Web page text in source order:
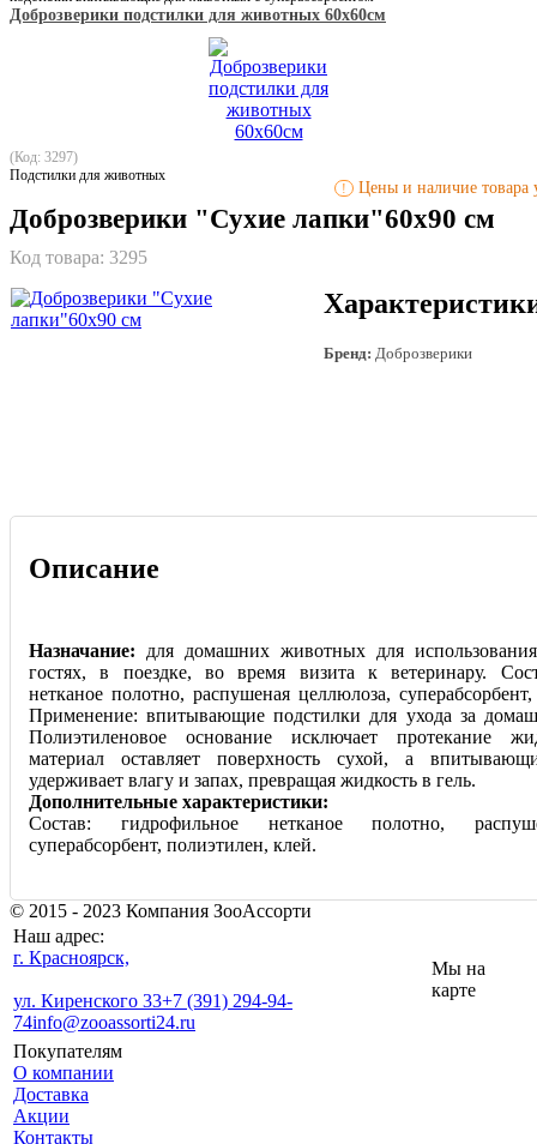
Доброзверики подстилки для животных 60х60см
(Код: 3297)
Подстилки для животных
! Цены и наличие товара
Доброзверики "Сухие лапки"60х90 см
Код товара: 3295
Бренд: Доброзверики
Описание
Назначание: для домашних животных для
гостях, в поездке, во время визита к ветеринару.
нетканое полотно, распушеная целлюлоза,
Применение: впитывающие подстилки для ухода за
Полиэтиленовое основание исключает протекание
материал оставляет поверхность сухой, а
удерживает влагу и запах, превращая жидкость в гель.
Дополнительные характеристики:
Состав: гидрофильное нетканое полотно,
суперабсорбент, полиэтилен, клей.
© 2015 - 2023 Компания ЗооАссорти
Наш адрес:
г. Красноярск,
ул. Киренского 33+7 (391) 294-94-
74info@zooassorti24.ru
Мы на
карте
Покупателям
О компании
Доставка
Акции
Контакты